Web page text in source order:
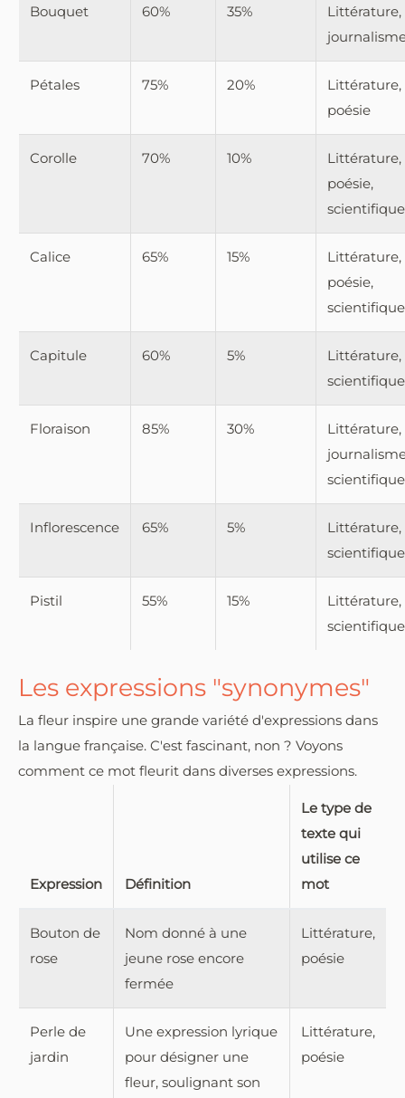
Bouquet 60% 35%
Littérature,
Pétales 75% 20%
Littérature,
poésie
Corolle 70% 10%
Littérature,
poésie,
scientifique
Calice 65% 15%
Littérature,
poésie,
scientifique
Capitule 60% 5%
Littérature,
scientifique
Floraison 85% 30%
Littérature,
scientifique
Inflorescence 65% 5%
Littérature,
scientifique
Pistil 55% 15%
Littérature,
scientifique
Les expressions "synonymes"
La fleur inspire une grande variété d'expressions dans
la langue française. C'est fascinant, non ? Voyons
comment ce mot fleurit dans diverses expressions.
Expression Définition
Le type de
texte qui
utilise ce
mot
Bouton de
rose
Nom donné à une
jeune rose encore
fermée
Littérature,
poésie
Perle de
jardin
Une expression lyrique
pour désigner une
fleur, soulignant son
Littérature,
poésie